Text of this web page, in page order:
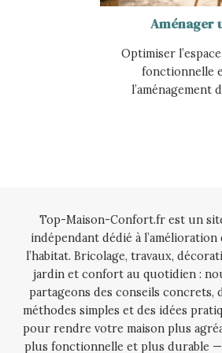
Aménager
Optimiser
fonctionnelle
l’aménagement
Top-Maison-Confort.fr est un
indépendant dédié à l’amélioration
l’habitat. Bricolage, travaux,
jardin et confort au quotidien :
partageons des conseils concrets,
méthodes simples et des idées
pour rendre votre maison plus
plus fonctionnelle et plus durable